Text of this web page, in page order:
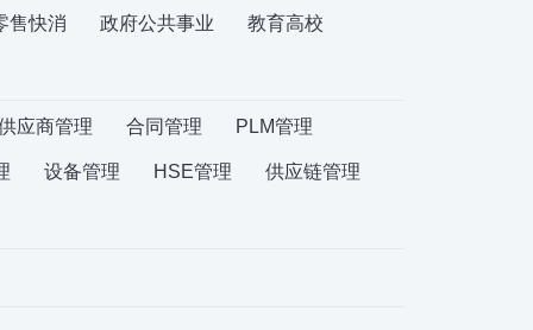
售快消 政府公共事业 教育高校
应商管理 合同管理 PLM管理
设备管理 HSE管理 供应链管理